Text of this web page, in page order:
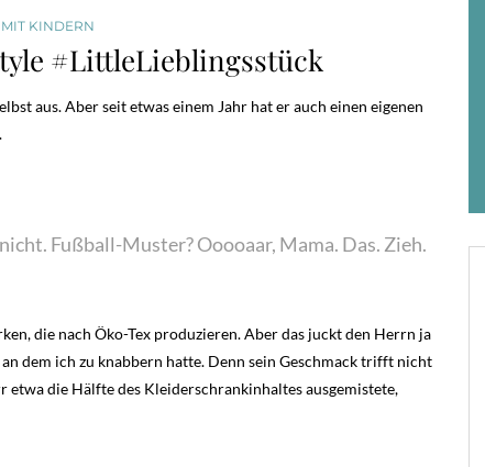
KINDERN
#LittleLieblingsstück
aus. Aber seit etwas einem Jahr hat er auch einen eigenen
Fußball-Muster? Ooooaar, Mama. Das. Zieh.
die nach Öko-Tex produzieren. Aber das juckt den Herrn ja
dem ich zu knabbern hatte. Denn sein Geschmack trifft nicht
die Hälfte des Kleiderschrankinhaltes ausgemistete,